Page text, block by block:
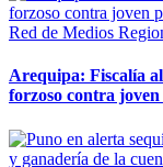
Red de Medios
Arequipa: Fiscalía
forzoso contra